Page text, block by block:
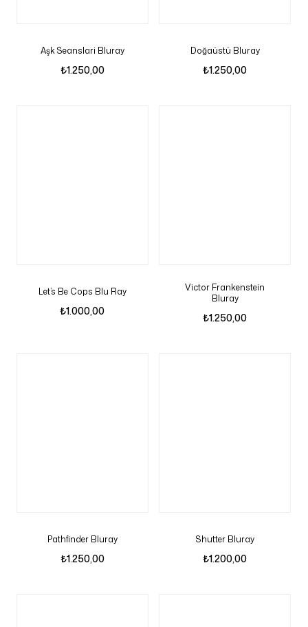
Aşk Seanslari Bluray
₺1.250,00
Doğaüstü Bluray
₺1.250,00
Let’s Be Cops Blu Ray
₺1.000,00
Victor Frankenstein
Bluray
₺1.250,00
Pathfinder Bluray
₺1.250,00
Shutter Bluray
₺1.200,00